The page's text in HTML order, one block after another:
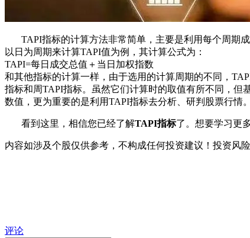
TAPI指标的计算方法非常简单，主要是利用每个周期成
以日为周期来计算TAPI值为例，其计算公式为：
TAPI=每日成交总值＋当日加权指数
和其他指标的计算一样，由于选用的计算周期的不同，
指标和周TAPI指标。虽然它们计算时的取值有所不同，
数值，更为重要的是利用TAPI指标去分析、研判股票行情。
看到这里，相信您已经了解TAPI指标了。想要学习更
内容如涉及个股仅供参考，不构成任何投资建议！投资风
评论